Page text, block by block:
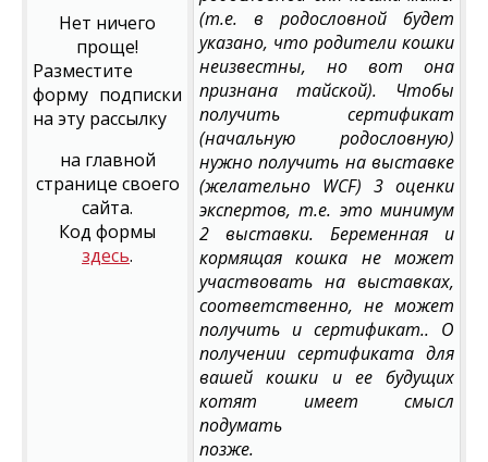
Нет ничего
проще!
Разместите
форму подписки
на эту рассылку
на главной
странице своего
сайта.
Код формы
здесь.
(т.е. в родословной будет
указано, что родители кошки
неизвестны, но вот она
признана тайской). Чтобы
получить сертификат
(начальную родословную)
нужно получить на выставке
(желательно WCF) 3 оценки
экспертов, т.е. это минимум
2 выставки. Беременная и
кормящая кошка не может
участвовать на выставках,
соответственно, не может
получить и сертификат.. О
получении сертификата для
вашей кошки и ее будущих
котят имеет смысл
подумать
позже.